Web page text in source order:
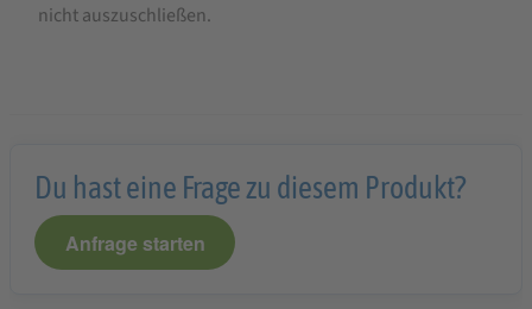
nicht auszuschließen.
Du hast eine Frage zu diesem Produkt?
Anfrage starten